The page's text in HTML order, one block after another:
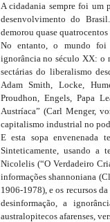
A cidadania sempre foi um
desenvolvimento do
demorou quase
No entanto, o mundo
ignorância no século XX: o
sectárias do liberalismo
Adam Smith, Locke,
Proudhon, Engels, Papa
Austríaca” (Carl Menger,
capitalismo industrial no
E esta sopa envenenada
Sinteticamente, usando a
Nicolelis (“O Verdadeiro
informações shannoniana
1906-1978), e os recursos
desinformação, a
australopitecos afarenses,